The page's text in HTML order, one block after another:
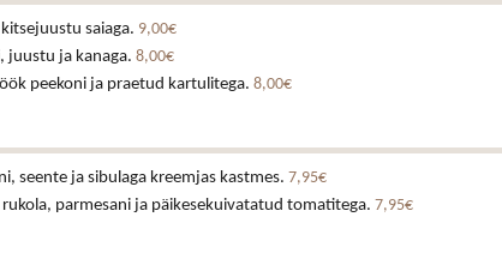
saiaga. 9,00€
juustu ja kanaga. 8,00€
peekoni ja praetud kartulitega. 8,00€
seente ja sibulaga kreemjas kastmes. 7,95€
parmesani ja päikesekuivatatud tomatitega. 7,95€